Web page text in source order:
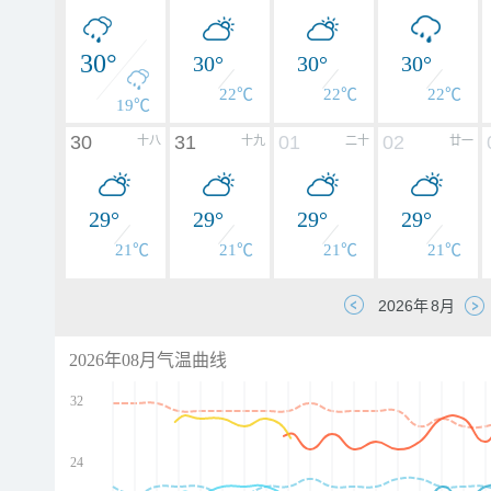
30°
19℃
30°
22℃
30°
22℃
30°
22℃
十八
30
29°
21℃
十九
31
29°
21℃
二十
01
29°
21℃
廿一
02
29°
21℃
2026年08月气温曲线
32
24